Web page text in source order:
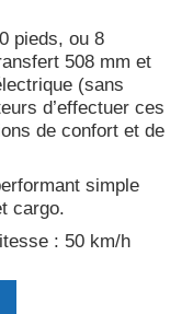
pieds, ou 8
508 mm et
(sans
d’effectuer ces
de confort et de
simple
cargo.
: 50 km/h